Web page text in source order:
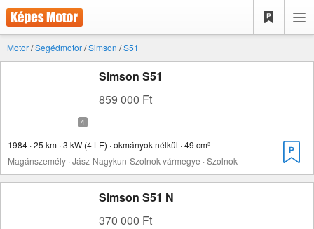
Motor/Segédmotor/Simson /S51
Simson S51
859 000 Ft
1984 · 25 km · 3 kW (4 LE) · okmányok nélkül · 49 cm³
Magánszemély · Jász-Nagykun-Szolnok vármegye · Szolnok
Simson S51 N
370 000 Ft